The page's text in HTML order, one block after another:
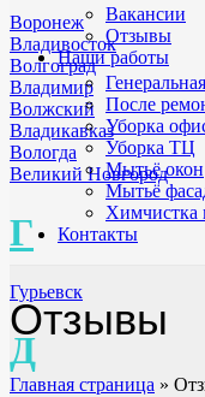
Воронеж
Владивосток
Волгоград
Владимир
Волжский
Владикавказ
Вологда
Великий Новгород
Г
Гурьевск
Д
Вакансии
Отзывы
Наши работы
После
Уборка
Уборка ТЦ
Мытьё окон
Мытьё
Химчистка
Контакты
Отзывы
Главная страница »